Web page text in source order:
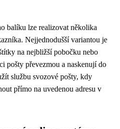
balíku lze realizovat několika
Nejjednodušší variantou je
na nejbližší pobočku nebo
pošty převezmou a naskenují do
službu svozové pošty, kdy
přímo na uvedenou adresu v